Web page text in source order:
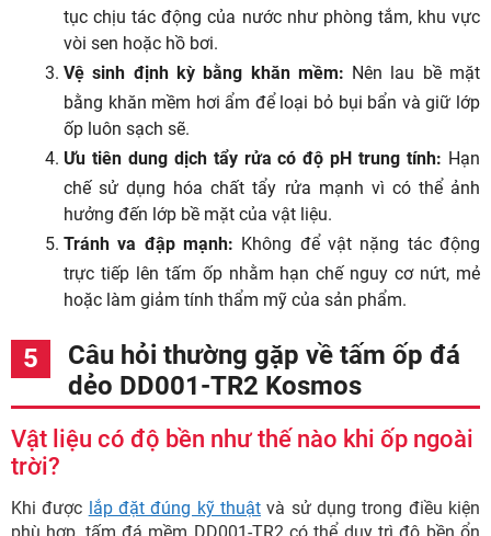
tục chịu tác động của nước như phòng tắm, khu vực
vòi sen hoặc hồ bơi.
Vệ sinh định kỳ bằng khăn mềm: Nên lau bề mặt
bằng khăn mềm hơi ẩm để loại bỏ bụi bẩn và giữ lớp
ốp luôn sạch sẽ.
Ưu tiên dung dịch tẩy rửa có độ pH trung tính: Hạn
chế sử dụng hóa chất tẩy rửa mạnh vì có thể ảnh
hưởng đến lớp bề mặt của vật liệu.
Tránh va đập mạnh: Không để vật nặng tác động
trực tiếp lên tấm ốp nhằm hạn chế nguy cơ nứt, mẻ
hoặc làm giảm tính thẩm mỹ của sản phẩm.
Câu hỏi thường gặp về tấm ốp đá
dẻo DD001-TR2 Kosmos
Vật liệu có độ bền như thế nào khi ốp ngoài
trời?
Khi được lắp đặt đúng kỹ thuật và sử dụng trong điều kiện